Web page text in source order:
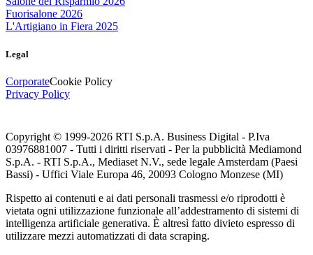
Fuorisalone 2026
L'Artigiano in Fiera 2025
Legal
CorporateCookie Policy
Privacy Policy
Copyright © 1999-2026 RTI S.p.A. Business Digital - P.Iva
03976881007 - Tutti i diritti riservati - Per la pubblicità Mediamond
S.p.A. - RTI S.p.A., Mediaset N.V., sede legale Amsterdam (Paesi
Bassi) - Uffici Viale Europa 46, 20093 Cologno Monzese (MI)
Rispetto ai contenuti e ai dati personali trasmessi e/o riprodotti è
vietata ogni utilizzazione funzionale all’addestramento di sistemi di
intelligenza artificiale generativa. È altresì fatto divieto espresso di
utilizzare mezzi automatizzati di data scraping.